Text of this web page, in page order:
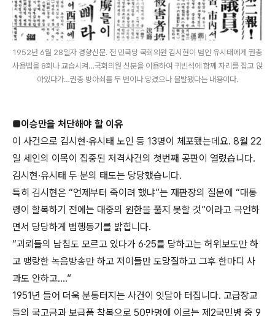
1952년 6월 28일자 경향신문. 전 민국당 국회의원 김시현이 범인 유시태에게 권총
사용법을 8회나 교습시켜…국회의원 신분을 이용하여 귀빈석에 함께 자리를 잡고 앉
아있다가…권총 방아쇠를 두 번이나 당겼으나 불발됐다는 내용이다.
■이승만을 처단해야 할 이유
이 사건으로 김시현·유시태 노인 등 13명이 체포됐는데요. 8월 22
일 세인의 이목이 집중된 저격사건의 첫번째 공판이 열렸습니다.
김시현·유시태 두 분의 태도는 당당했습니다.
특히 김시현은 “언제부터 죽이려 했냐”는 재판장의 질문에 “대통
령이 할복하기 전에는 대중의 원한을 풀지 못할 것”이라고 극언하
면서 당당하게 범행동기를 밝힙니다.
“괴뢰들의 남침도 모르고 있다가 6·25를 당하고는 허위보도만 하
고 맹랑한 녹음방송만 하고 저이들만 도망질하고 그후 한마디 사
과도 안하고….”
1951년 들어 더욱 분통터지는 사건이 잇달아 터집니다. 고급장교
들의 국고금과 보급품 착복으로 50만명에 이르는 제2국민병 중 9